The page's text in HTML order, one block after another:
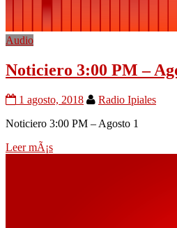
Audio
Noticiero 3:00 PM –
1 agosto, 2018
Radio Ipiales
Noticiero 3:00 PM – Agosto 1
Leer mÃ¡s